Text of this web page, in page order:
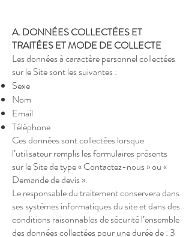
A. DONNÉES COLLECTÉES ET
TRAITÉES ET MODE DE COLLECTE
Les données à caractère personnel collectées
sur le Site sont les suivantes :
Sexe
Nom
Email
Téléphone
Ces données sont collectées lorsque
l’utilisateur remplis les formulaires présents
sur le Site de type « Contactez-nous » ou «
Demande de devis ».
Le responsable du traitement conservera dans
ses systèmes informatiques du site et dans des
conditions raisonnables de sécurité l’ensemble
des données collectées pour une durée de : 3